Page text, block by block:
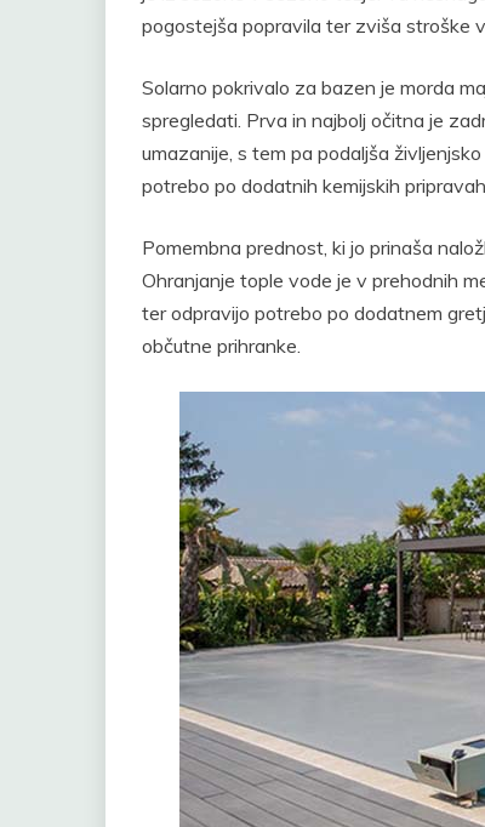
pogostejša popravila ter zviša stroške
Solarno pokrivalo za bazen je morda
spregledati. Prva in najbolj očitna je
umazanije, s tem pa podaljša
potrebo po dodatnih kemijskih
Pomembna prednost, ki jo prinaša
Ohranjanje tople vode je v prehodnih
ter odpravijo potrebo po dodatnem
občutne prihranke.